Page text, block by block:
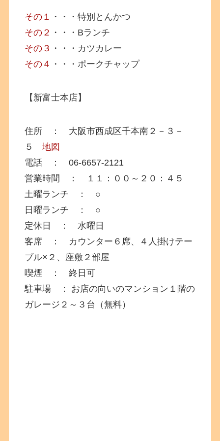
その１ ・・・特別とんかつ
その２ ・・・Bランチ
その３ ・・・カツカレー
その４ ・・・ポークチャップ
【新富士本店】
住所 ： 大阪市西成区千本南２－３－
５地図
電話 ： 06-6657-2121
営業時間 ： １１：００～２０：４５
土曜ランチ ： ○
日曜ランチ ： ○
定休日 ： 水曜日
客席 ： カウンター６席、４人掛けテー
ブル×２、座敷２部屋
喫煙 ： 終日可
駐車場 ： お店の向いのマンション１階の
ガレージ２～３台（無料）